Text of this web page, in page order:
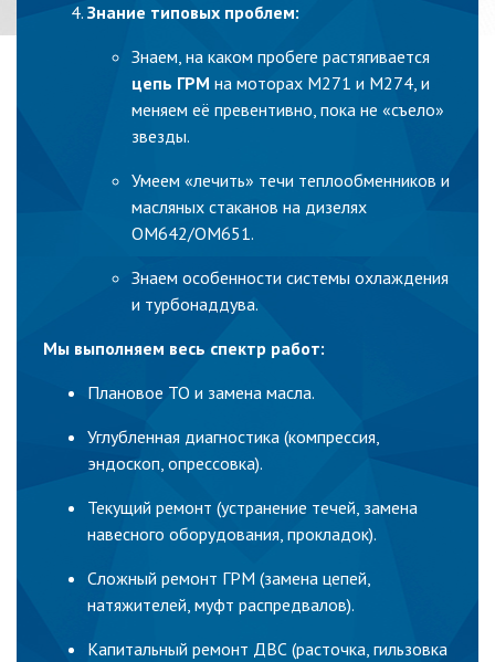
Знание типовых проблем:
Знаем, на каком пробеге растягивается
цепь ГРМ на моторах M271 и M274, и
меняем её превентивно, пока не «съело»
звезды.
Умеем «лечить» течи теплообменников и
масляных стаканов на дизелях
OM642/OM651.
Знаем особенности системы охлаждения
и турбонаддува.
Мы выполняем весь спектр работ:
Плановое ТО и замена масла.
Углубленная диагностика (компрессия,
эндоскоп, опрессовка).
Текущий ремонт (устранение течей, замена
навесного оборудования, прокладок).
Сложный ремонт ГРМ (замена цепей,
натяжителей, муфт распредвалов).
Капитальный ремонт ДВС (расточка, гильзовка